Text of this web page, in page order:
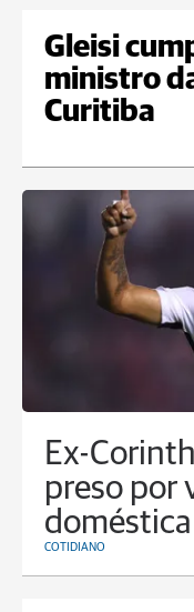
Gleisi
ministro
Curitiba
Ex-
preso por
COTIDIANO